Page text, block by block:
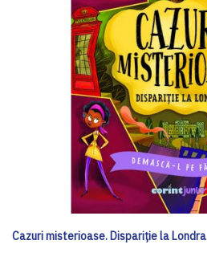
Cazuri misterioase. Dispariție la Londra